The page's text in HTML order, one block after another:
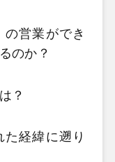
営業ができ
のか？
？
経緯に遡り